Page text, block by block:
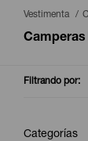
Vestimenta
Camperas
Filtrando por:
Categorías